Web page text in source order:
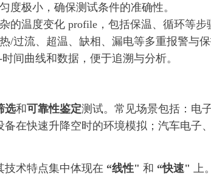
度极小，确保测试条件的准确性。
的温度变化 profile，包括保温、循环等步
/过流、超温、缺相、漏电等多重报警与保
间曲线和数据，便于追溯与分析。
选和可靠性鉴定测试。常见场景包括：电
在快速升降空时的环境模拟；汽车电子
技术特点集中体现在 “线性" 和 “快速" 上